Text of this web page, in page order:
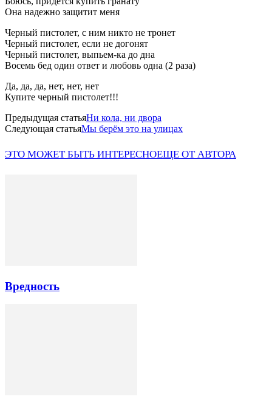
Она надежно защитит меня
Черный пистолет, с ним никто не тронет
Черный пистолет, если не догонят
Черный пистолет, выпьем-ка до дна
Восемь бед один ответ и любовь одна (2 раза)
Да, да, да, нет, нет, нет
Купите черный пистолет!!!
Предыдущая статьяНи кола, ни двора
Следующая статьяМы берём это на улицах
ЭТО МОЖЕТ БЫТЬ ИНТЕРЕСНОЕЩЕ ОТ АВТОРА
Вредность